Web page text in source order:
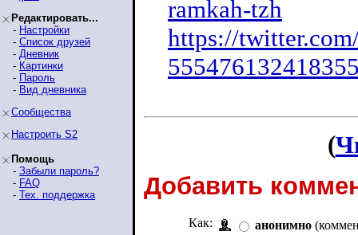
Редактировать...
- Настройки
- Список друзей
- Дневник
- Картинки
- Пароль
- Вид дневника
Сообщества
Настроить S2
Помощь
- Забыли пароль?
- FAQ
- Тех. поддержка
ramkah-tzh
https://
(
Добавить
Как: анонимно